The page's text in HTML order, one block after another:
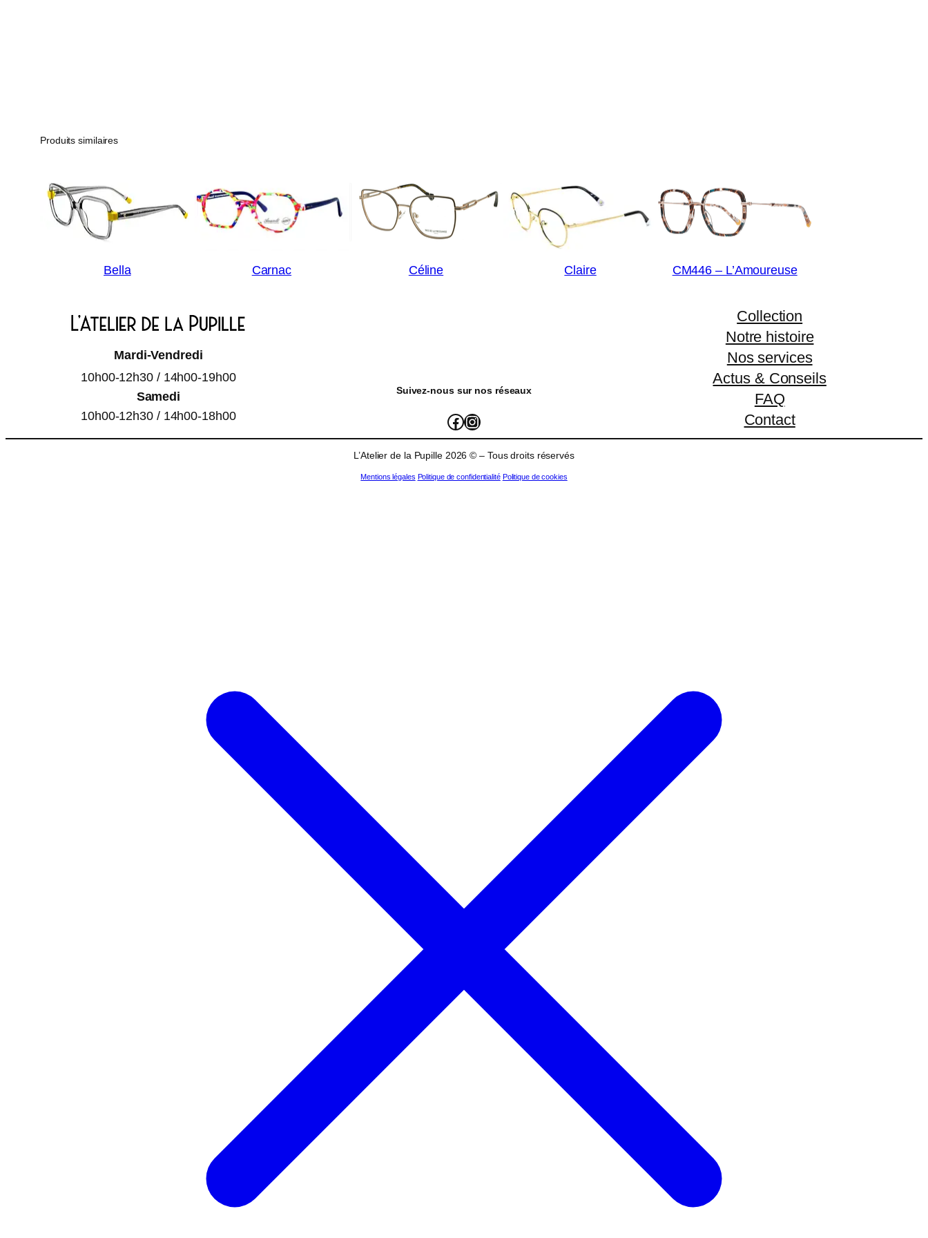
Produits similaires
Bella Carnac Céline Claire CM446 – L’Amoureuse
Mardi-Vendredi
10h00-12h30 / 14h00-19h00
Samedi
10h00-12h30 / 14h00-18h00
Suivez-nous sur nos réseaux
L'Atelier de la Pupille atelierdelapupille_
Collection
Notre histoire
Nos services
Actus & Conseils
FAQ
Contact
L’Atelier de la Pupille 2026 © – Tous droits réservés
Mentions légales Politique de confidentialité Politique de cookies